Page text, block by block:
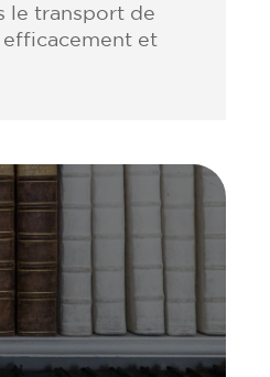
le transport de
efficacement et